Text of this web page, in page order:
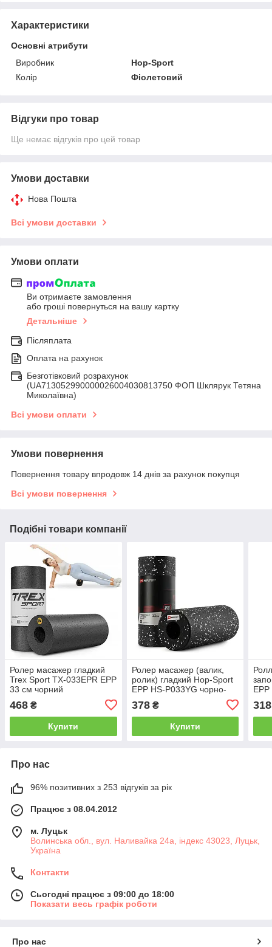
Характеристики
Основні атрибути
Виробник
Hop-Sport
Колір
Фіолетовий
Відгуки про товар
Ще немає відгуків про цей товар
Умови доставки
Нова Пошта
Всі умови доставки
Умови оплати
Ви отримаєте замовлення
або гроші повернуться на вашу картку
Детальніше
Післяплата
Оплата на рахунок
Безготівковий розрахунок
(UA713052990000026004030813750 ФОП Шклярук Тетяна
Миколаївна)
Всі умови оплати
Умови повернення
Повернення товару впродовж 14 днів за рахунок покупця
Всі умови повернення
Подібні товари компанії
Ролер масажер гладкий
Trex Sport TX-033EPR EPP
33 см чорний
468 ₴
Купити
Ролер масажер (валик,
ролик) гладкий Hop-Sport
EPP HS-P033YG чорно-
378₴
Купити
318
Про нас
96% позитивних з 253 відгуків за рік
Працює з 08.04.2012
м. Луцьк
Волинська обл., вул. Наливайка 24а, індекс 43023, Луцьк,
Україна
Контакти
Сьогодні працює з 09:00 до 18:00
Показати весь графік роботи
Про нас